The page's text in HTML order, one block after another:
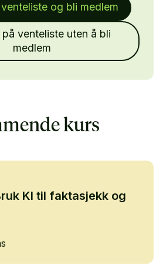
og bli medlem
venteliste uten å bli
medlem
kurs
KI til faktasjekk og